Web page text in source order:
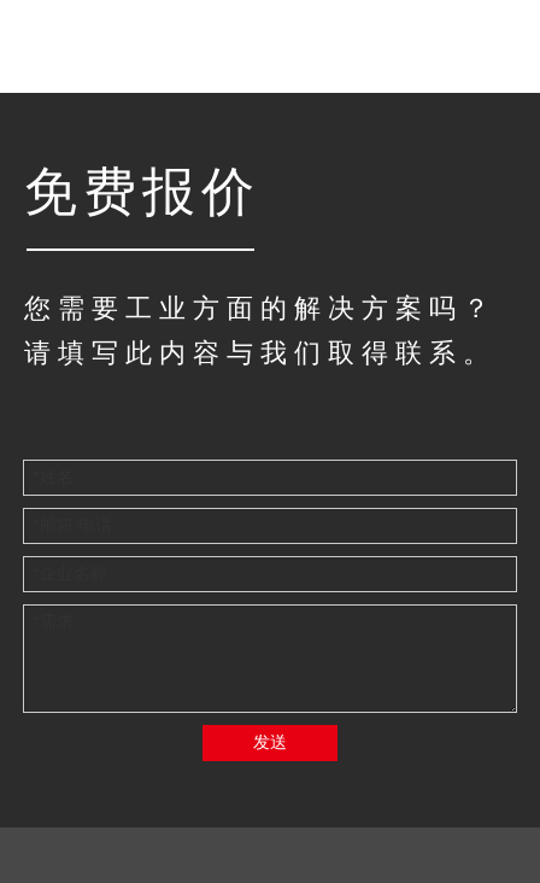
免费报价
您需要工业方面的解决方案吗？
请填写此内容与我们取得联系。
发送